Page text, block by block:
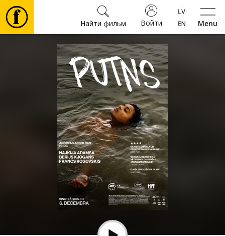
Menu
Войти
Найти фильм
Фильмы
Культура
Мероприятия
Новости
Подарки